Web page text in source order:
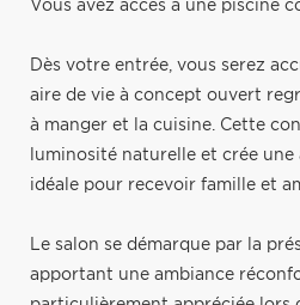
Vous avez accès à une piscine
Dès votre entrée, vous serez
aire de vie à concept ouvert
à manger et la cuisine. Cette
luminosité naturelle et crée
idéale pour recevoir famille et
Le salon se démarque par la
apportant une ambiance